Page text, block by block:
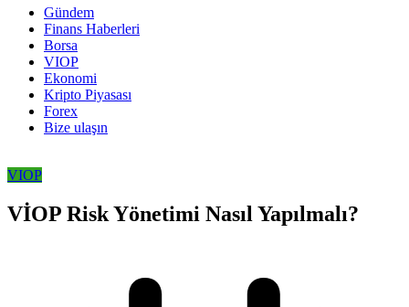
Gündem
Finans Haberleri
Borsa
VIOP
Ekonomi
Kripto Piyasası
Forex
Bize ulaşın
VIOP
VİOP Risk Yönetimi Nasıl Yapılmalı?